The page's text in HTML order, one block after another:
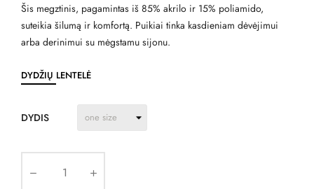
Šis megztinis, pagamintas iš 85% akrilo ir 15% poliamido,
suteikia šilumą ir komfortą. Puikiai tinka kasdieniam dėvėjimui
arba derinimui su mėgstamu sijonu.
DYDŽIŲ LENTELĖ
DYDIS